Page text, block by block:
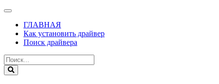
ГЛАВНАЯ
Как установить драйвер
Поиск драйвера